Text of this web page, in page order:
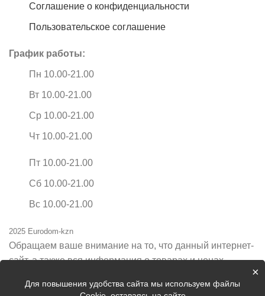
Соглашение о конфиденциальности
Пользовательское соглашение
График работы:
Пн 10.00-21.00
Вт 10.00-21.00
Ср 10.00-21.00
Чт 10.00-21.00
Пт 10.00-21.00
Сб 10.00-21.00
Вс 10.00-21.00
2025 Eurodom-kzn
Обращаем ваше внимание на то, что данный интернет-
сайт, а также вся информация о товарах и ценах,
информационный характер и ни при каких условиях не
×
Для повышения удобства сайта мы используем файлы